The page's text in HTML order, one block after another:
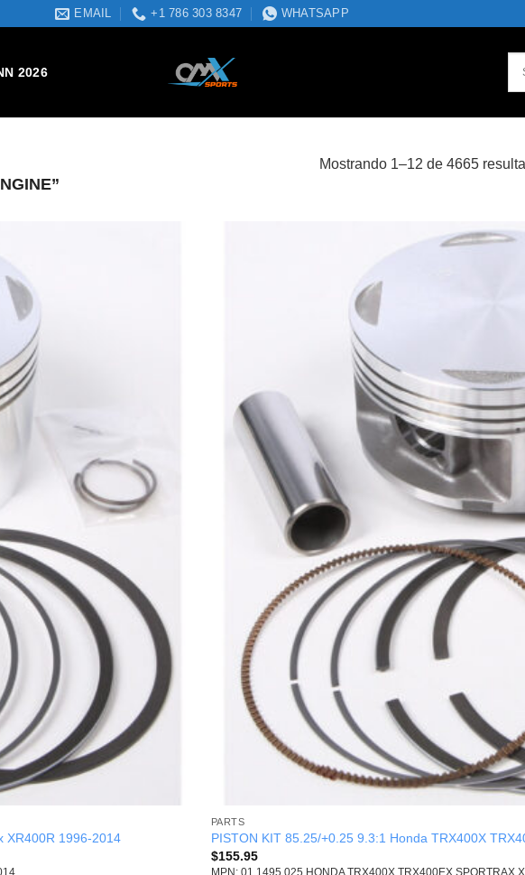
EMAIL +1 786 303 8347 WHATSAPP
2026
Mostrando 1–12 de 4665
XR400R 1996-2014
PARTS
PISTON KIT 85.25/+0.25 9.3:1 Honda TRX400X
$155.95
MPN: 01.1495.025 HONDA TRX400X TRX400EX SPORTRAX